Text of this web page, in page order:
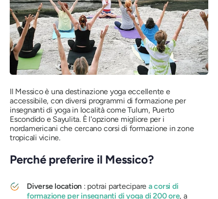
Il Messico è una destinazione yoga eccellente e
accessibile, con diversi programmi di formazione per
insegnanti di yoga in località come Tulum, Puerto
Escondido e Sayulita. È l'opzione migliore per i
nordamericani che cercano corsi di formazione in zone
tropicali vicine.
Perché preferire il Messico?
Diverse location : potrai partecipare a corsi di
formazione per insegnanti di yoga di 200 ore, a